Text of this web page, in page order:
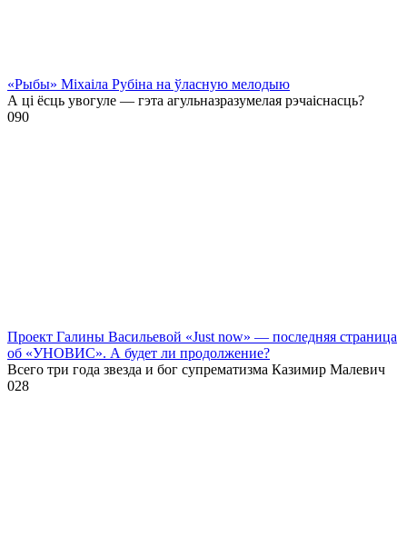
«Рыбы» Міхаіла Рубіна на ўласную мелодыю
А ці ёсць увогуле — гэта агульназразумелая рэчаіснасць?
090
Проект Галины Васильевой «Just now» — последняя страница
об «УНОВИС». А будет ли продолжение?
Всего три года звезда и бог супрематизма Казимир Малевич
028